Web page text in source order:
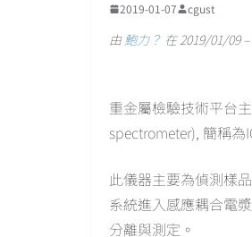
2019-01-07 cgust
由鮑力？ 在 2019/01/09
重金屬檢驗技術平台
spectrometer), 簡稱為
此儀器主要為偵測樣
系統進入感應耦合電
分離與測定。